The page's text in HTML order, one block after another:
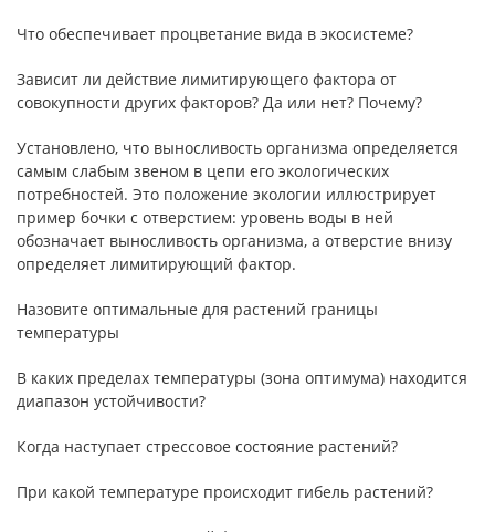
Что обеспечивает процветание вида в экосистеме?
Зависит ли действие лимитирующего фактора от
совокупности других факторов? Да или нет? Почему?
Установлено, что выносливость организма определяется
самым слабым звеном в цепи его экологических
потребностей. Это положение экологии иллюстрирует
пример бочки с отверстием: уровень воды в ней
обозначает выносливость организма, а отверстие внизу
определяет лимитирующий фактор.
Назовите оптимальные для растений границы
температуры
В каких пределах температуры (зона оптимума) находится
диапазон устойчивости?
Когда наступает стрессовое состояние растений?
При какой температуре происходит гибель растений?